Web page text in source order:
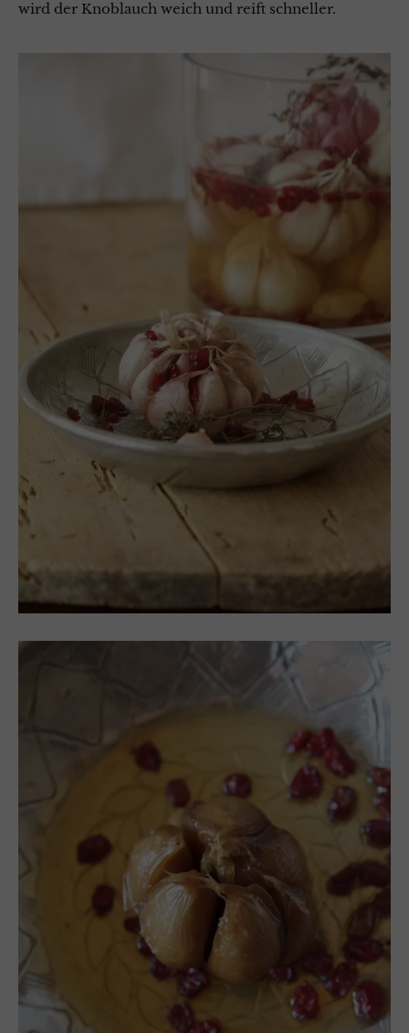
wird der Knoblauch weich und reift schneller.